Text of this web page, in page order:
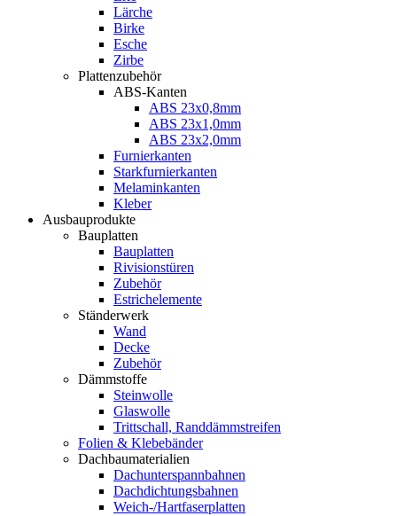
Lärche
Birke
Esche
Zirbe
Plattenzubehör
ABS-Kanten
ABS 23x0,8mm
ABS 23x1,0mm
ABS 23x2,0mm
Furnierkanten
Starkfurnierkanten
Melaminkanten
Kleber
Ausbauprodukte
Bauplatten
Bauplatten
Rivisionstüren
Zubehör
Estrichelemente
Ständerwerk
Wand
Decke
Zubehör
Dämmstoffe
Steinwolle
Glaswolle
Trittschall, Randdämmstreifen
Folien & Klebebänder
Dachbaumaterialien
Dachunterspannbahnen
Dachdichtungsbahnen
Weich-/Hartfaserplatten